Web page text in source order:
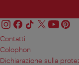
Contatti
Colophon
Dichiarazione sulla